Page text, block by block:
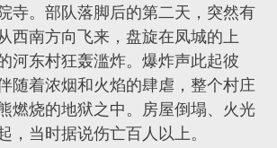
寺。部队落脚后的第二天，突然有
西南方向飞来，盘旋在凤城的上
河东村狂轰滥炸。爆炸声此起彼
随着浓烟和火焰的肆虐，整个村庄
燃烧的地狱之中。房屋倒塌、火光
，当时据说伤亡百人以上。